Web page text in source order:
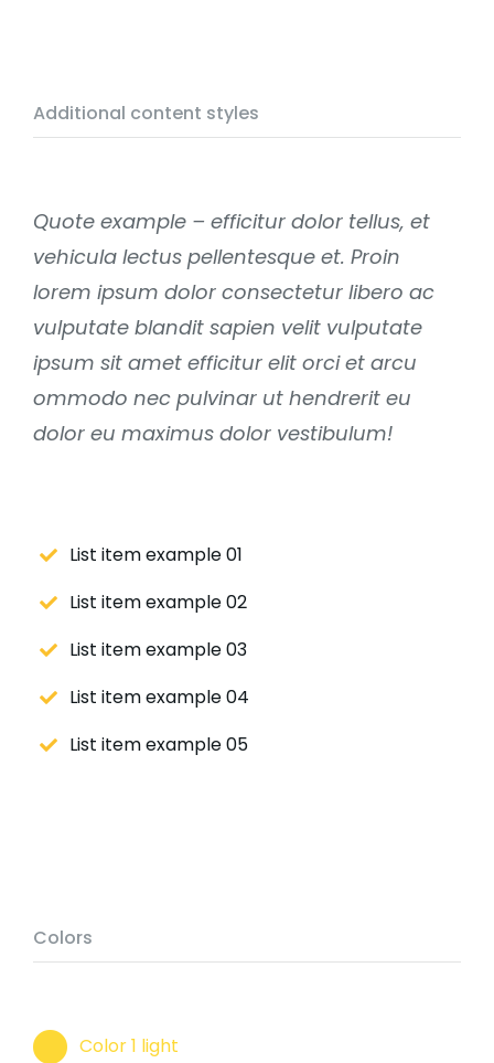
Additional content styles
Quote example – efficitur dolor tellus, et
vehicula lectus pellentesque et. Proin
lorem ipsum dolor consectetur libero ac
vulputate blandit sapien velit vulputate
ipsum sit amet efficitur elit orci et arcu
ommodo nec pulvinar ut hendrerit eu
dolor eu maximus dolor vestibulum!
List item example 01
List item example 02
List item example 03
List item example 04
List item example 05
Colors
Color 1 light